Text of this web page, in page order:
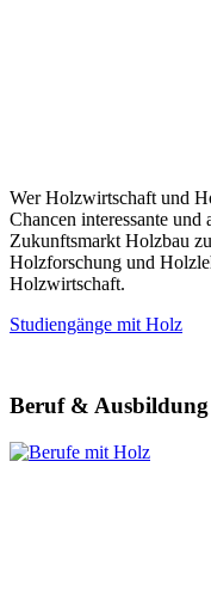
Wer Holzwirtschaft und
Chancen interessante und
Zukunftsmarkt Holzbau
Holzforschung und
Holzwirtschaft.
Studiengänge mit Holz
Beruf & Ausbildung